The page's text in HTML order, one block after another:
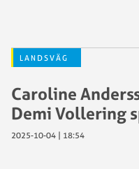
LANDSVÄG
Caroline
Demi Vollering
2025-10-04 | 18:54